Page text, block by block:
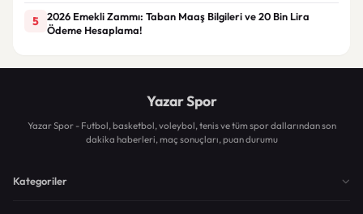
5
2026 Emekli Zammı: Taban Maaş Bilgileri ve 20 Bin Lira
Ödeme Hesaplama!
Yazar Spor
Yazar Spor - Futbol, basketbol, voleybol, tenis ve tüm spor dallarından son
dakika haberleri, maç sonuçları, puan durumu
Kategoriler